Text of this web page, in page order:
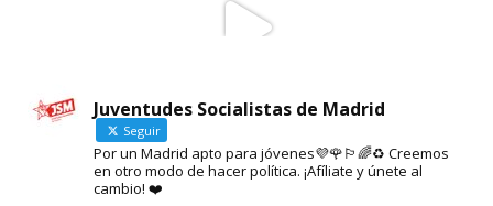
Juventudes Socialistas de Madrid
Seguir
Por un Madrid apto para jóvenes💜🌹🏳️‍🌈♻️ Creemos
en otro modo de hacer política. ¡Afíliate y únete al
cambio! ❤️